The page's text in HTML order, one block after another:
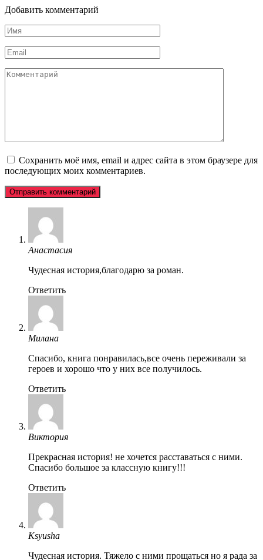
Добавить комментарий
Имя
*
Email
*
Комментарий
Сохранить моё имя, email и адрес сайта в этом браузере для
последующих моих комментариев.
Анастасия
Чудесная история,благодарю за роман.
Ответить
Милана
Спасибо, книга понравилась,все очень переживали за
героев и хорошо что у них все получилось.
Ответить
Виктория
Прекрасная история! не хочется расставаться с ними.
Спасибо большое за классную книгу!!!
Ответить
Ksyusha
Чудесная история. Тяжело с ними прощаться но я рада за